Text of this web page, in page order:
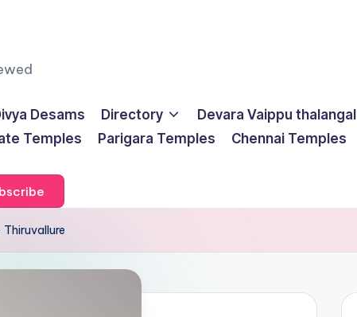
Desams Directory Devara Vaippu thalangal
Temples Parigara Temples Chennai Temples